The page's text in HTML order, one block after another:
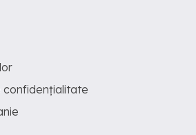
confidențialitate